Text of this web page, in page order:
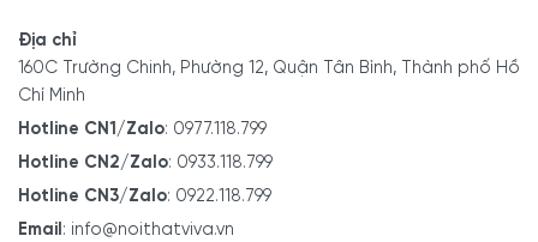
Địa chỉ
160C Trường Chinh, Phường 12, Quận Tân Bình, Thành phố Hồ
Chí Minh
Hotline CN1/Zalo: 0977.118.799
Hotline CN2/Zalo: 0933.118.799
Hotline CN3/Zalo: 0922.118.799
Email: info@noithatviva.vn